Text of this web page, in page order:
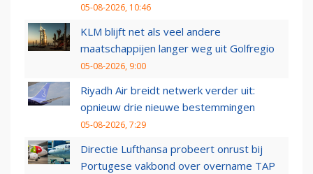
05-08-2026, 10:46
KLM blijft net als veel andere
maatschappijen langer weg uit Golfregio
05-08-2026, 9:00
Riyadh Air breidt netwerk verder uit:
opnieuw drie nieuwe bestemmingen
05-08-2026, 7:29
Directie Lufthansa probeert onrust bij
Portugese vakbond over overname TAP